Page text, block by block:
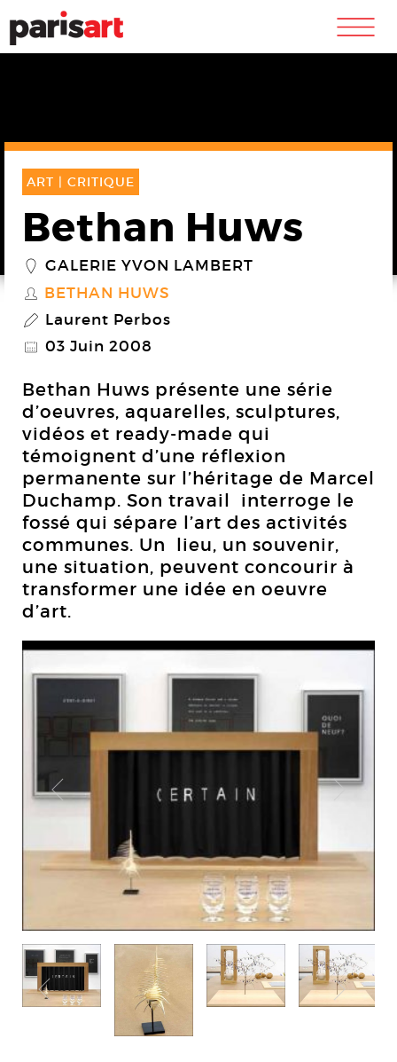
m
ART | CRITIQUE
Bethan Huws
_ GALERIE YVON LAMBERT
S BETHAN HUWS
P Laurent Perbos
@ 03 Juin 2008
Bethan Huws présente une série
d’oeuvres, aquarelles, sculptures,
vidéos et ready-made qui
témoignent d’une réflexion
permanente sur l’héritage de Marcel
Duchamp. Son travail interroge le
fossé qui sépare l’art des activités
communes. Un lieu, un souvenir,
une situation, peuvent concourir à
transformer une idée en oeuvre
d’art.